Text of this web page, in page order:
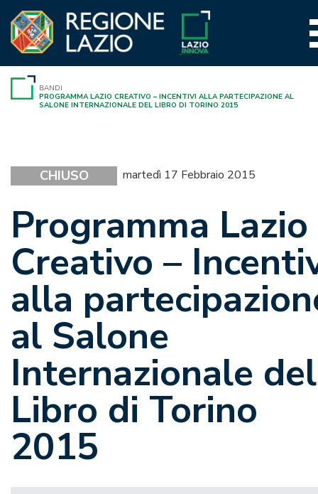
contenuto
BANDI
PROGRAMMA LAZIO CREATIVO – INCENTIVI ALLA PARTECIPAZIONE AL
SALONE INTERNAZIONALE DEL LIBRO DI TORINO 2015
CHIUSO martedì 17 Febbraio 2015
Programma Lazio
Creativo –
alla
al Salone
Internazionale del
Libro di Torino
2015